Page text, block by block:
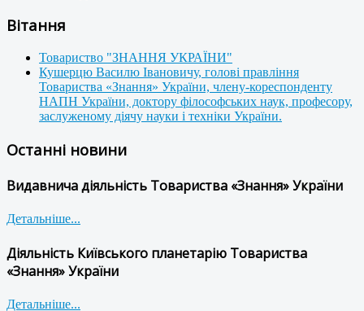
Вітання
Товариство "ЗНАННЯ УКРАЇНИ"
Кушерцю Василю Івановичу, голові правління
Товариства «Знання» України, члену-кореспонденту
НАПН України, доктору філософських наук, професору,
заслуженому діячу науки і техніки України.
Останні новини
Видавнича діяльність Товариства «Знання» України
Детальніше...
Діяльність Київського планетарію Товариства
«Знання» України
Детальніше...